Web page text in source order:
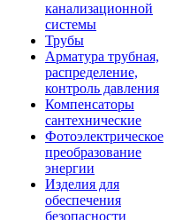
канализационной
системы
Трубы
Арматура трубная,
распределение,
контроль давления
Компенсаторы
сантехнические
Фотоэлектрическое
преобразование
энергии
Изделия для
обеспечения
безопасности